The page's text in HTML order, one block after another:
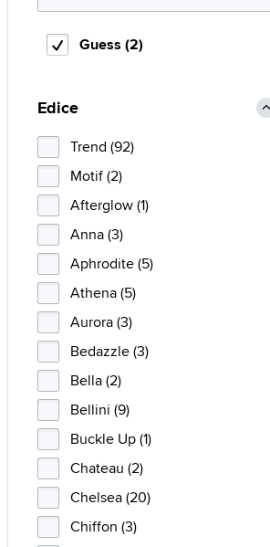
Guess (2)
Edice
Trend (92)
Motif (2)
Afterglow (1)
Anna (3)
Aphrodite (5)
Athena (5)
Aurora (3)
Bedazzle (3)
Bella (2)
Bellini (9)
Buckle Up (1)
Chateau (2)
Chelsea (20)
Chiffon (3)